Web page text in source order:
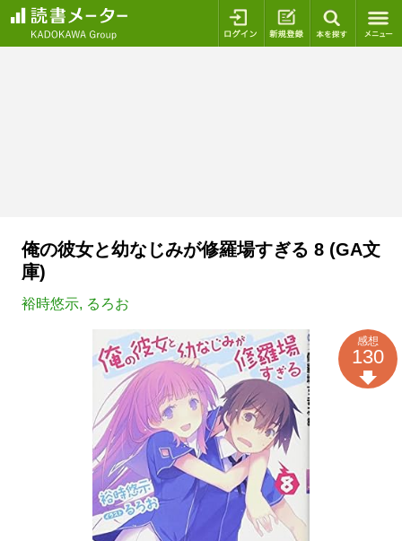
ログイン 新規登録
俺の彼女と幼なじみが修羅場すぎる 8 (GA文
庫)
裕時悠示, るろお
感想
130